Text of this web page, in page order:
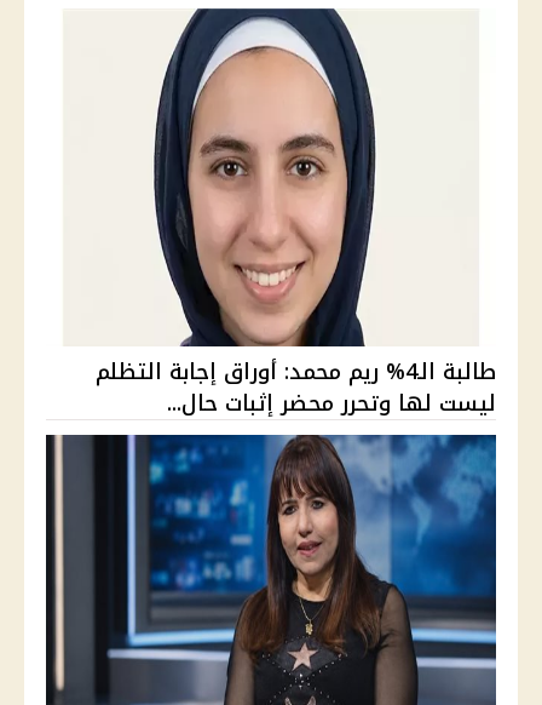
طالبة الـ4% ريم محمد: أوراق إجابة التظلم
ليست لها وتحرر محضر إثبات حال...